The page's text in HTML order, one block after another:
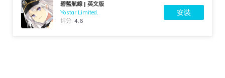
碧藍航線 | 英文版
Yostar Limited.
評分:4.6
安裝